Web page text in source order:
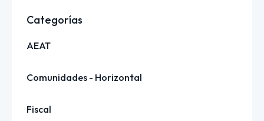
Categorías
AEAT
Comunidades - Horizontal
Fiscal